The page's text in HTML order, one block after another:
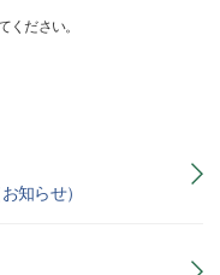
ださい。
知らせ）